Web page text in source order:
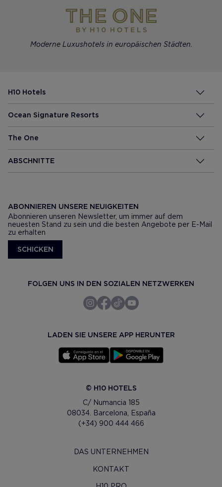
Moderne Luxushotels in europäischen Städten.
H10 Hotels
Ocean Signature Resorts
The One
ABSCHNITTE
ABONNIEREN UNSERE NEUIGKEITEN
Abonnieren unseren Newsletter, um immer auf dem
neuesten Stand zu sein und die besten Angebote per E-Mail
zu erhalten
SCHICKEN
FOLGEN UNS IN DEN SOZIALEN NETZWERKEN
LADEN SIE UNSERE APP HERUNTER
© H10 HOTELS
C/ Numancia 185
08034. Barcelona, España
(+34) 900 444 466
DAS UNTERNEHMEN
KONTAKT